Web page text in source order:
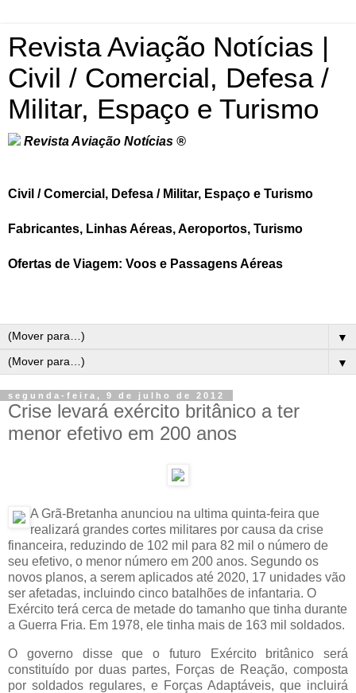
Revista Aviação Notícias |
Civil / Comercial, Defesa /
Militar, Espaço e Turismo
Revista Aviação Notícias ®
Civil / Comercial, Defesa / Militar, Espaço e Turismo
Fabricantes, Linhas Aéreas, Aeroportos, Turismo
Ofertas de Viagem: Voos e Passagens Aéreas
▼
▼
segunda-feira, 9 de julho de 2012
Crise levará exército britânico a ter
menor efetivo em 200 anos
A Grã-Bretanha anunciou na ultima quinta-feira que
realizará grandes cortes militares por causa da crise
financeira, reduzindo de 102 mil para 82 mil o número de
seu efetivo, o menor número em 200 anos. Segundo os
novos planos, a serem aplicados até 2020, 17 unidades vão
ser afetadas, incluindo cinco batalhões de infantaria. O
Exército terá cerca de metade do tamanho que tinha durante
a Guerra Fria. Em 1978, ele tinha mais de 163 mil soldados.
O governo disse que o futuro Exército britânico será
constituído por duas partes, Forças de Reação, composta
por soldados regulares, e Forças Adaptáveis, que incluirá